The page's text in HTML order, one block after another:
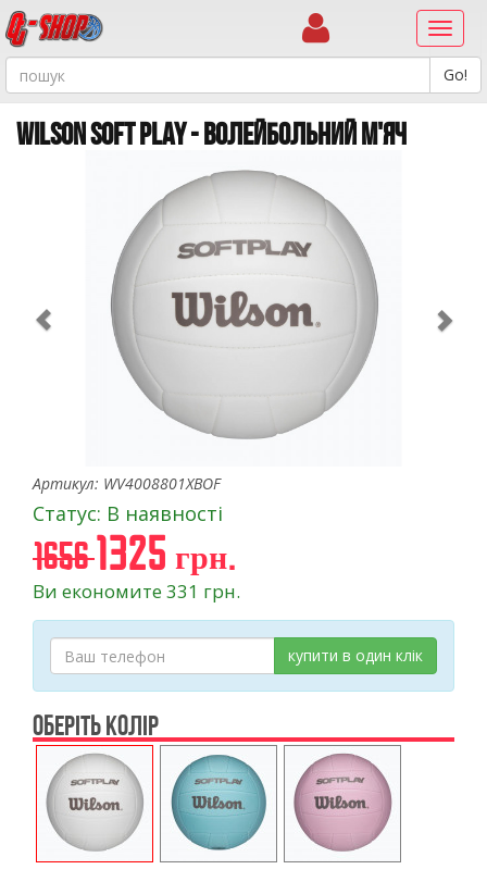
WILSON SOFT PLAY - ВОЛЕЙБОЛЬНИЙ М'ЯЧ
Артикул: WV4008801XBOF
Статус: В наявності
16561325 грн.
Ви економите 331 грн.
купити в один клік
ОБЕРІТЬ КОЛІР